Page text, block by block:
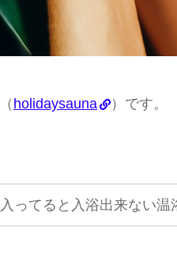
holidaysauna ）です。
ってると入浴出来ない温